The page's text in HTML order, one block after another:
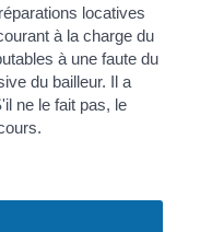
locatives
à la charge du
à une faute du
du bailleur. Il a
ne le fait pas, le